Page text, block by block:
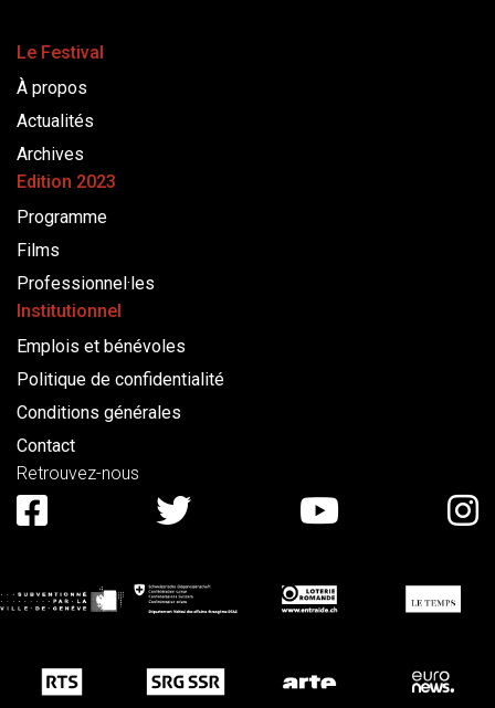
Le Festival
À propos
Actualités
Archives
Edition 2023
Programme
Films
Professionnel·les
Institutionnel
Emplois et bénévoles
Politique de confidentialité
Conditions générales
Contact
Retrouvez-nous